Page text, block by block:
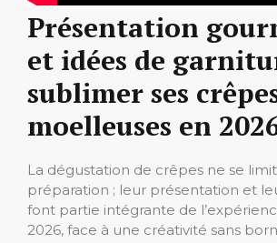
Présentation
et idées de
sublimer ses
moelleuses en
La dégustation de crêpes ne se
préparation ; leur présentation et
font partie intégrante de
2026, face à une créativité sans